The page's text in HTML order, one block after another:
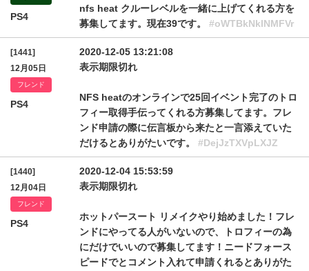
PS4
nfs heat クルーレベルを一緒に上げてくれる方を
募集してます。現在39です。 #oWTBkNklNMFVr
[1441]
12月05日
フレンド
PS4
2020-12-05 13:21:08
表示期限切れ
NFS heatのオンラインで25回イベント完了のトロ
フィー取得手伝ってくれる方募集してます。フレ
ンド申請の際に伝言板から来たと一言添えていた
だけるとありがたいです。 #DejJzTXVpLXJZ
[1440]
12月04日
フレンド
PS4
2020-12-04 15:53:59
表示期限切れ
ホットパースート リメイクやり始めました！フレ
ンドにやってる人がいないので、トロフィーの為
にだけでいいので募集してます！ニードフォース
ピードでとコメント入れて申請くれるとありがた